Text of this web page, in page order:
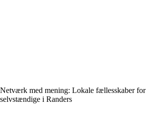
Netværk med mening: Lokale fællesskaber for
selvstændige i Randers